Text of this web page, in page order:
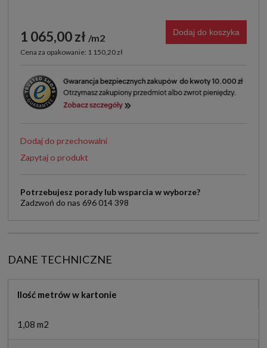
1 065,00 zł m2
Cena za opakowanie: 1 150,20 zł
Dodaj do koszyka
Dodaj do przechowalni
Zapytaj o produkt
Potrzebujesz porady lub wsparcia w wyborze?
Zadzwoń do nas 696 014 398
DANE TECHNICZNE
Ilość metrów w kartonie
1,08 m2